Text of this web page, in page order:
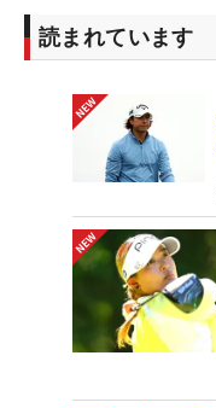
読まれています